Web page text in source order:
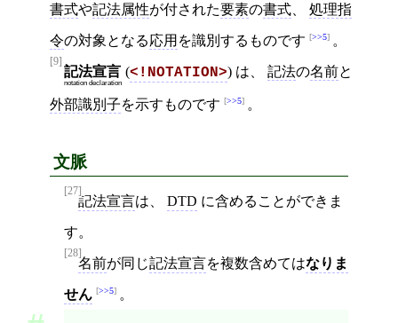
書式や記法属性が付された要素の書式 処理指
令の対象となる応用 を識別するものです >>5 。
[9]
記法宣言
notation declaration
(<!NOTATION>) は、 記法の名前と
外部識別子を示すものです >>5 。
文脈
[27]
記法宣言は、 DTD に含めることができま
す。
[28]
名前が同じ記法宣言を複数含めてはなりま
せん >>5 。